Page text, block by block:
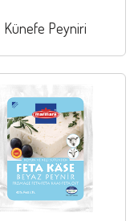
Künefe Peyniri